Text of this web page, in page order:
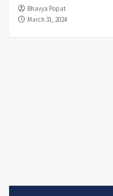
Bhavya Popat
March 31, 2024